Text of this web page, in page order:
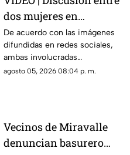
dos mujeres en
transporte público
termina en jalones de
cabello
De acuerdo con las imágenes
difundidas en redes sociales,
ambas involucradas
comenzaron a intercambiar
agosto 05, 2026 08:04 p. m.
Vecinos de Miravalle
denuncian basurero